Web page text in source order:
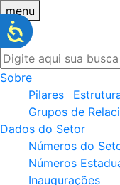
menu
Sobre
Pilares
Grupos de
Dados do Setor
Números do
Números
Inaugurações